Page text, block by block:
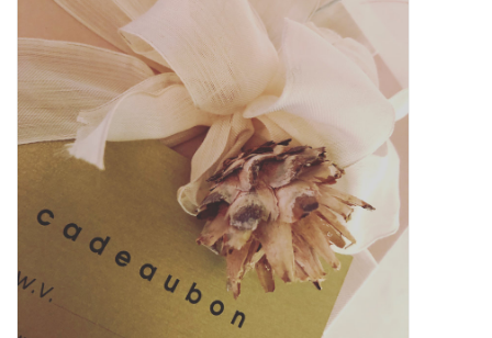
OPENINGSUREN
Merken